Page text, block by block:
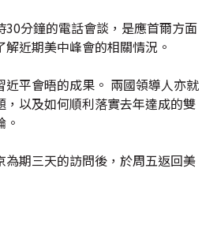
30分鐘的電話會談，是應首爾方面
近期美中峰會的相關情況。
近平會晤的成果。 兩國領導人亦就
，以及如何順利落實去年達成的雙
為期三天的訪問後，於周五返回美